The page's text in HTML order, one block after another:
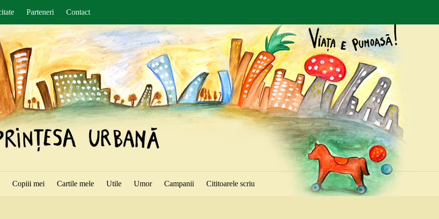
Parteneri Contact
Copiii mei Cartile mele Utile Umor Campanii Cititoarele scriu